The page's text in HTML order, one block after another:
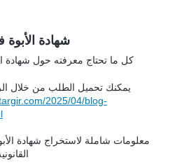
شهادة
كل ما تحتاج معرفته حول شهادة
يمكنك تحميل الطلب من خلال
2025/04/blog-
معلومات شاملة لاستخراج شهادة